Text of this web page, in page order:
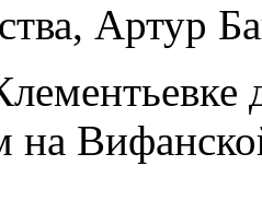
Артур
на